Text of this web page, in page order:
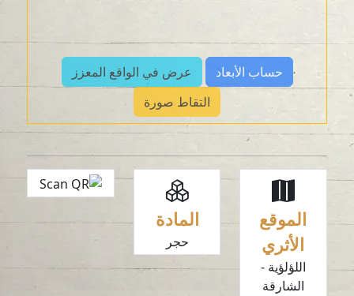
حساب الأبعاد
عرض في الواقع المعزز
التقاط صورة
الموقع
الأثري
اللؤلؤية -
الشارقة
المادة
حجر